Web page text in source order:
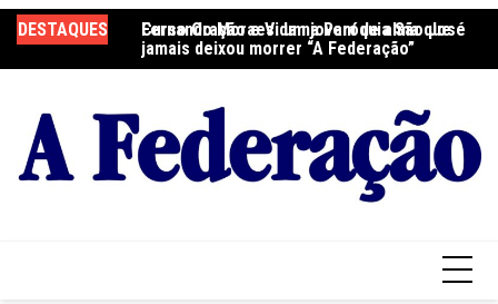
para
o
DESTAQUES
Fernando Moraes: um jovem de alma que
jamais deixou morrer “A Federação”
Curso Oração e Vida na Paróquia São José